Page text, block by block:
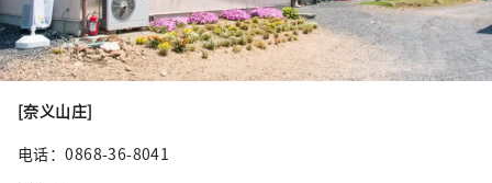
[奈义山庄]
电话：0868-36-8041